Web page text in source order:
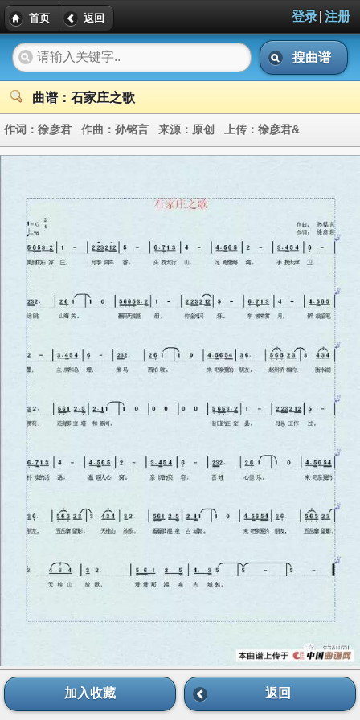
首页 返回 登录| 注册
搜曲谱
曲谱：石家庄之歌
作词： 徐彦君 作曲： 孙铭言 来源： 原创 上传： 徐彦君&
加入收藏 返回